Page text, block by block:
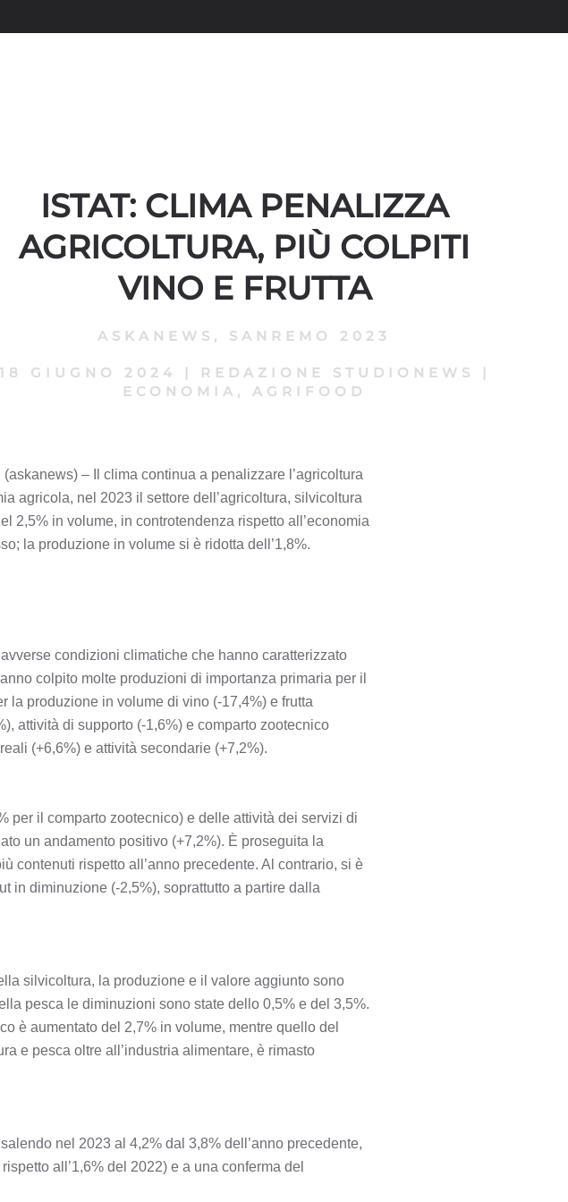
ISTAT: CLIMA PENALIZZA
AGRICOLTURA, PIÙ COLPITI
VINO E FRUTTA
ASKANEWS , SANREMO 2023
18 GIUGNO 2024 | REDAZIONE STUDIONEWS
|
ECONOMIA, AGRIFOOD
– Il clima continua a penalizzare l’agricoltura
agricola, nel 2023 il settore dell’agricoltura, silvicoltura
2,5% in volume, in controtendenza rispetto all’economia
la produzione in volume si è ridotta dell’1,8%.
condizioni climatiche che hanno caratterizzato
colpito molte produzioni di importanza primaria per il
la produzione in volume di vino (-17,4%) e frutta
attività di supporto (-1,6%) e comparto zootecnico
(+6,6%) e attività secondarie (+7,2%).
per il comparto zootecnico) e delle attività dei servizi di
un andamento positivo (+7,2%). È proseguita la
contenuti rispetto all’anno precedente. Al contrario, si è
in diminuzione (-2,5%), soprattutto a partire dalla
silvicoltura, la produzione e il valore aggiunto sono
pesca le diminuzioni sono state dello 0,5% e del 3,5%.
è aumentato del 2,7% in volume, mentre quello del
e pesca oltre all’industria alimentare, è rimasto
nel 2023 al 4,2% dal 3,8% dell’anno precedente,
all’1,6% del 2022) e a una conferma del